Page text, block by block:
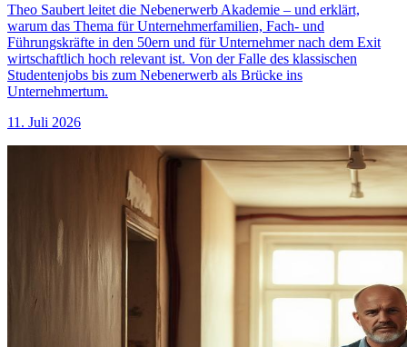
Theo Saubert leitet die Nebenerwerb Akademie – und erklärt,
warum das Thema für Unternehmerfamilien, Fach- und
Führungskräfte in den 50ern und für Unternehmer nach dem Exit
wirtschaftlich hoch relevant ist. Von der Falle des klassischen
Studentenjobs bis zum Nebenerwerb als Brücke ins
Unternehmertum.
11. Juli 2026